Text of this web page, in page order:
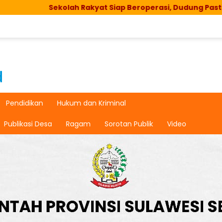
Sekolah Rakyat Siap Beroperasi, Dudung Pastikan
Pendidikan Hukum dan Kriminal
Publikasi Desa Ragam Sorotan Publik Video